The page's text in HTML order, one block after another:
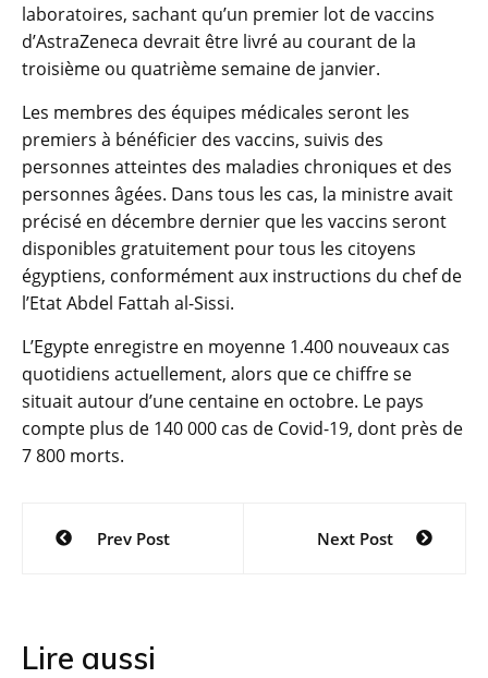
laboratoires, sachant qu’un premier lot de vaccins
d’AstraZeneca devrait être livré au courant de la
troisième ou quatrième semaine de janvier.
Les membres des équipes médicales seront les
premiers à bénéficier des vaccins, suivis des
personnes atteintes des maladies chroniques et des
personnes âgées. Dans tous les cas, la ministre avait
précisé en décembre dernier que les vaccins seront
disponibles gratuitement pour tous les citoyens
égyptiens, conformément aux instructions du chef de
l’Etat Abdel Fattah al-Sissi.
L’Egypte enregistre en moyenne 1.400 nouveaux cas
quotidiens actuellement, alors que ce chiffre se
situait autour d’une centaine en octobre. Le pays
compte plus de 140 000 cas de Covid-19, dont près de
7 800 morts.
Navigation
Prev Post Next Post
Lire aussi